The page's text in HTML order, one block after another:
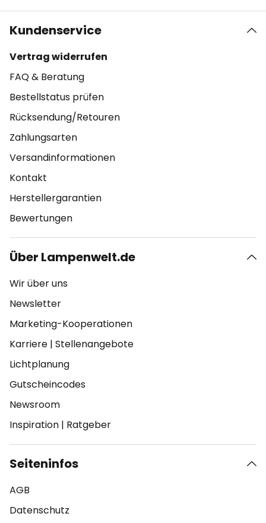
Kundenservice
Vertrag widerrufen
FAQ & Beratung
Bestellstatus prüfen
Rücksendung/Retouren
Zahlungsarten
Versandinformationen
Kontakt
Herstellergarantien
Bewertungen
Über Lampenwelt.de
Wir über uns
Newsletter
Marketing-Kooperationen
Karriere | Stellenangebote
Lichtplanung
Gutscheincodes
Newsroom
Inspiration | Ratgeber
Seiteninfos
AGB
Datenschutz